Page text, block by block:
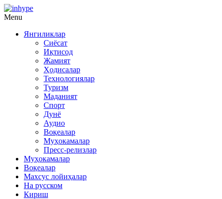
Menu
Янгиликлар
Сиёсат
Иқтисод
Жамият
Ҳодисалар
Технологиялар
Туризм
Маданият
Спорт
Дунё
Аудио
Воқеалар
Муҳокамалар
Пресс-релизлар
Муҳокамалар
Воқеалар
Махсус лойиҳалар
На русском
Кириш